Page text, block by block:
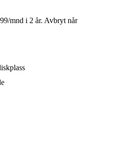
mnd i 2 år. Avbryt når